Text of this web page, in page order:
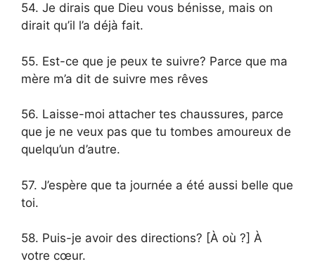
54. Je dirais que Dieu vous bénisse, mais on
dirait qu’il l’a déjà fait.
55. Est-ce que je peux te suivre? Parce que ma
mère m’a dit de suivre mes rêves
56. Laisse-moi attacher tes chaussures, parce
que je ne veux pas que tu tombes amoureux de
quelqu’un d’autre.
57. J’espère que ta journée a été aussi belle que
toi.
58. Puis-je avoir des directions? [À où ?] À
votre cœur.